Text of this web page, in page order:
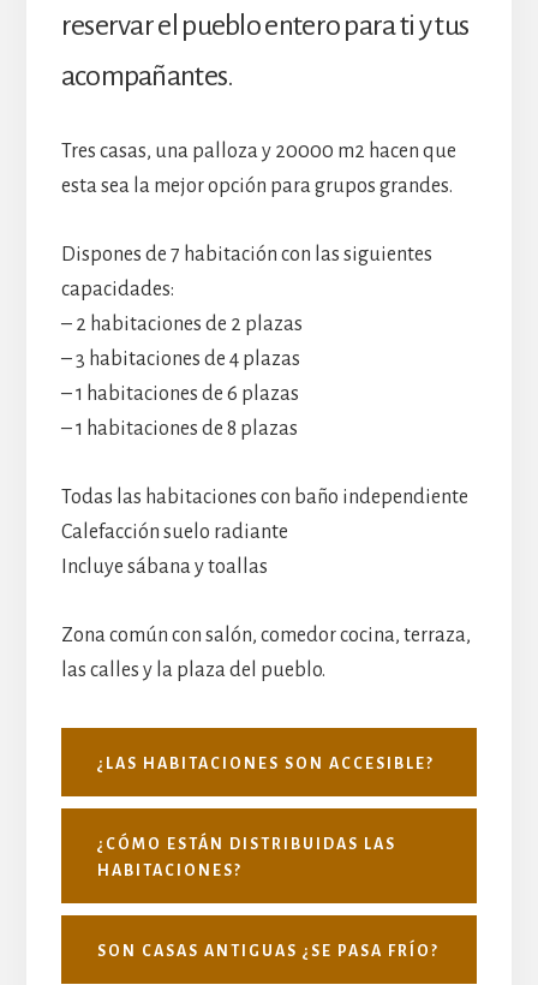
reservar el pueblo entero para ti y tus
acompañantes.
Tres casas, una palloza y 20000 m2 hacen que
esta sea la mejor opción para grupos grandes.
Dispones de 7 habitación con las siguientes
capacidades:
– 2 habitaciones de 2 plazas
– 3 habitaciones de 4 plazas
– 1 habitaciones de 6 plazas
– 1 habitaciones de 8 plazas
Todas las habitaciones con baño independiente
Calefacción suelo radiante
Incluye sábana y toallas
Zona común con salón, comedor cocina, terraza,
las calles y la plaza del pueblo.
¿LAS HABITACIONES SON ACCESIBLE?
¿CÓMO ESTÁN DISTRIBUIDAS LAS
HABITACIONES?
SON CASAS ANTIGUAS ¿SE PASA FRÍO?